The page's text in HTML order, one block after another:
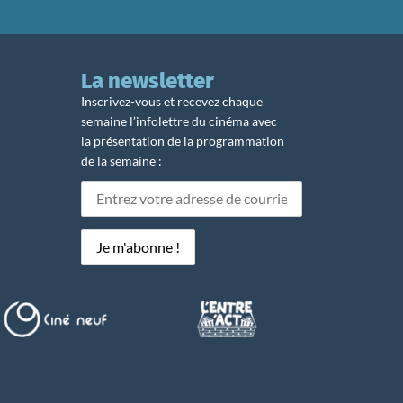
La newsletter
Inscrivez-vous et recevez chaque
semaine l’infolettre du cinéma avec
la présentation de la programmation
de la semaine :